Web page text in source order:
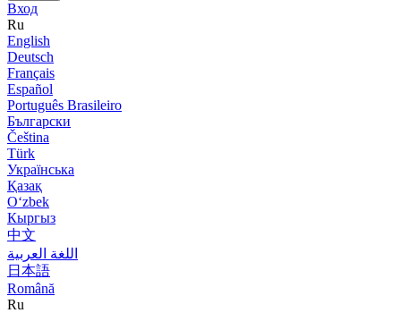
Вход
Ru
English
Deutsch
Français
Español
Português Brasileiro
Български
Čeština
Türk
Українська
Қазақ
Оʻzbek
Кыргыз
中文
اللغة العربية
日本語
Română
Ru